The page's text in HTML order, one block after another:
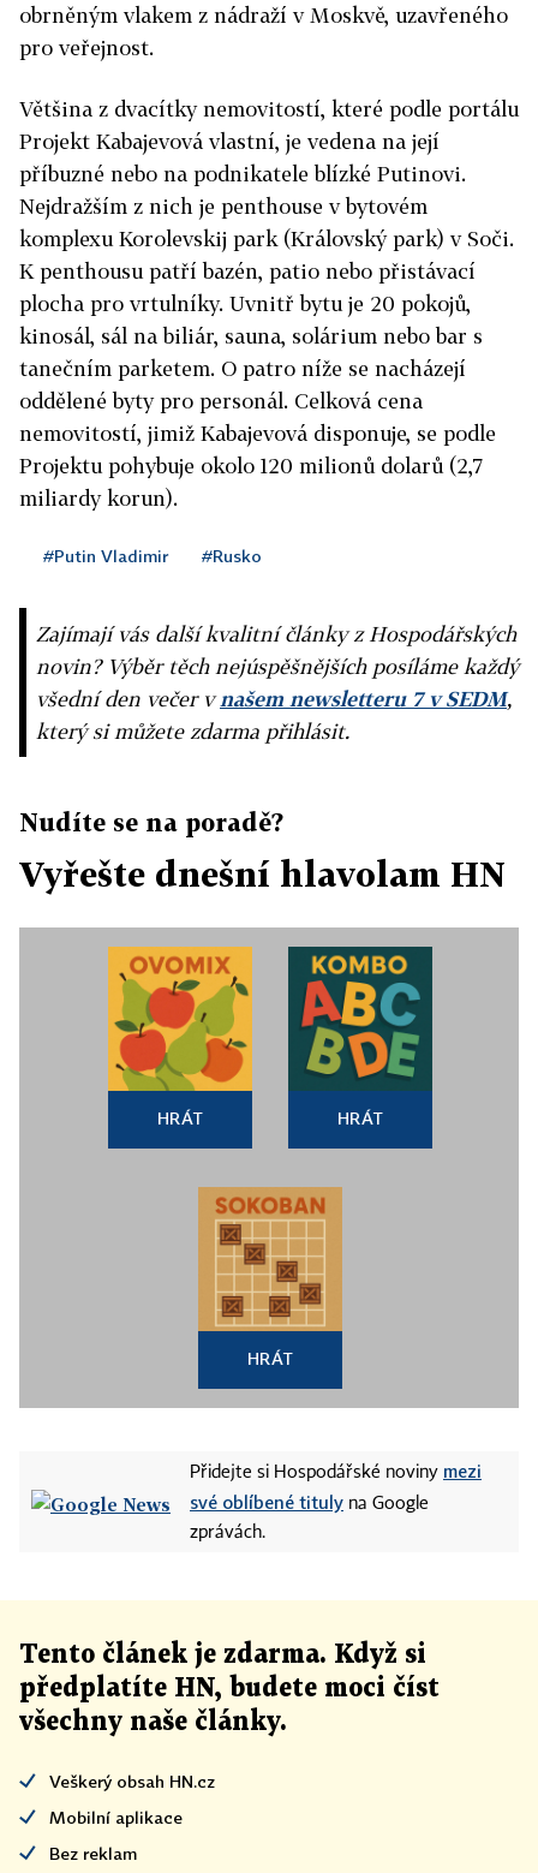
obrněným vlakem z nádraží v Moskvě, uzavřeného
pro veřejnost.
Většina z dvacítky nemovitostí, které podle portálu
Projekt Kabajevová vlastní, je vedena na její
příbuzné nebo na podnikatele blízké Putinovi.
Nejdražším z nich je penthouse v bytovém
komplexu Korolevskij park (Královský park) v Soči.
K penthousu patří bazén, patio nebo přistávací
plocha pro vrtulníky. Uvnitř bytu je 20 pokojů,
kinosál, sál na biliár, sauna, solárium nebo bar s
tanečním parketem. O patro níže se nacházejí
oddělené byty pro personál. Celková cena
nemovitostí, jimiž Kabajevová disponuje, se podle
Projektu pohybuje okolo 120 milionů dolarů (2,7
miliardy korun).
#Putin Vladimir #Rusko
Zajímají vás další kvalitní články z Hospodářských
novin? Výběr těch nejúspěšnějších posíláme každý
všední den večer vnašem newsletteru 7 v SEDM,
který si můžete zdarma přihlásit.
Nudíte se na poradě?
Vyřešte dnešní hlavolam HN
HRÁT HRÁT
HRÁT
Přidejte si Hospodářské noviny mezi
své oblíbené tituly na Google
zprávách.
Tento článek je zdarma. Když si
předplatíte HN, budete moci číst
všechny naše články.
Veškerý obsah HN.cz
Mobilní aplikace
Bez reklam